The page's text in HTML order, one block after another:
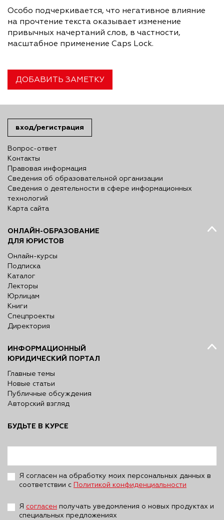
Особо подчеркивается, что негативное влияние
на прочтение текста оказывает изменение
привычных начертаний слов, в частности,
масштабное применение Caps Lock.
ДОБАВИТЬ ЗАМЕТКУ
вход/регистрация
Вопрос-ответ
Контакты
Правовая информация
Сведения об образовательной организации
Сведения о деятельности в сфере информационных
технологий
Карта сайта
ОНЛАЙН-ОБРАЗОВАНИЕ
ДЛЯ ЮРИСТОВ
Онлайн-курсы
Подписка
Каталог
Лекторы
Юрлицам
Книги
Спецпроекты
Директория
ИНФОРМАЦИОННЫЙ
ЮРИДИЧЕСКИЙ ПОРТАЛ
Главные темы
Новые статьи
Публичные обсуждения
Авторский взгляд
БУДЬТЕ В КУРСЕ
Я согласен на обработку моих персональных данных в
соответствии с
Политикой конфиденциальности
Я согласен получать уведомления о новых продуктах и
специальных предложениях